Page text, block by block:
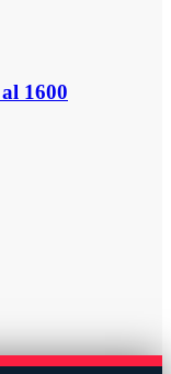
1600